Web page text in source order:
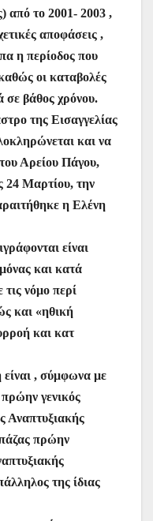
από το 2001- 2003 ,
αποφάσεις ,
η περίοδος που
οι καταβολές
σε βάθος χρόνου.
της Εισαγγελίας
και να
Αρείου Πάγου,
24 Μαρτίου, την
η Ελένη
είναι
και κατά
νόμο περί
και «ηθική
και κατ
, σύμφωνα με
γενικός
Αναπτυξιακής
πρώην
της ίδιας